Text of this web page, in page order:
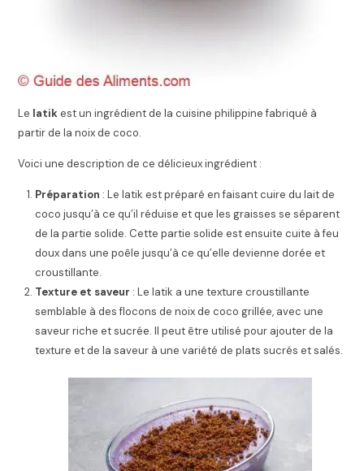
Le latikest un ingrédient de la cuisine philippine fabriqué à
partir de la noix de coco.
Voici une description de ce délicieux ingrédient :
Préparation : Le latik est préparé en faisant cuire du lait de
coco jusqu’à ce qu’il réduise et que les graisses se séparent
de la partie solide. Cette partie solide est ensuite cuite à feu
doux dans une poêle jusqu’à ce qu’elle devienne dorée et
croustillante.
Texture et saveur : Le latik a une texture croustillante
semblable à des flocons de noix de coco grillée, avec une
saveur riche et sucrée. Il peut être utilisé pour ajouter de la
texture et de la saveur à une variété de plats sucrés et salés.